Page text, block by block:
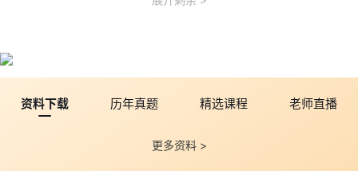
2.取得工学门类、管理科学与工程类专业大学本科学历，从事
建设工程项目施工管理工作满3年。
工程项目施工管理工作满2年。
4.取得工学门类、管理科学与工程类专业博士学位，从事建设
资料下载 历年真题 精选课程 老师直播
更多资料 >